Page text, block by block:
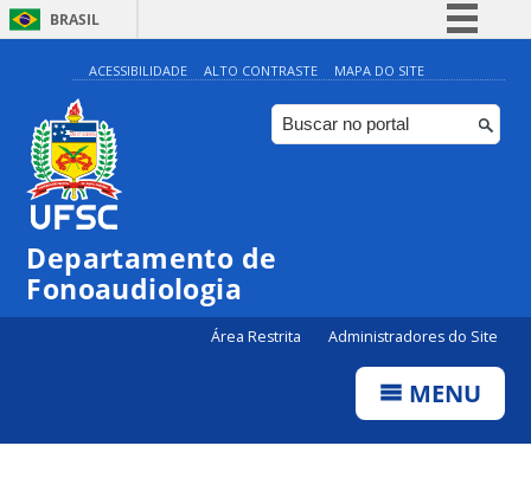
BRASIL
Simplifique!
Comunica BR
Participe
ACESSIBILIDADE ALTO CONTRASTE MAPA DO SITE
Departamento de
Fonoaudiologia
Área Restrita Administradores do Site
MENU